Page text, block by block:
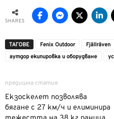
SHARES
ТАГОВЕ Fenix Outdoor Fjällräven
аутдор екипировка и оборудване
предишна статия
Екзоскелет позволява
бягане с 27 км/ч и елиминира